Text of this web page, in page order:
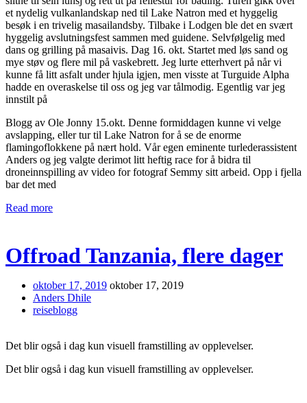
et nydelig vulkanlandskap ned til Lake Natron med et hyggelig
besøk i en trivelig masailandsby. Tilbake i Lodgen ble det en svært
hyggelig avslutningsfest sammen med guidene. Selvfølgelig med
dans og grilling på masaivis. Dag 16. okt. Startet med løs sand og
mye støv og flere mil på vaskebrett. Jeg lurte etterhvert på når vi
kunne få litt asfalt under hjula igjen, men visste at Turguide Alpha
hadde en overaskelse til oss og jeg var tålmodig. Egentlig var jeg
innstilt på
Blogg av Ole Jonny 15.okt. Denne formiddagen kunne vi velge
avslapping, eller tur til Lake Natron for å se de enorme
flamingoflokkene på nært hold. Vår egen eminente turlederassistent
Anders og jeg valgte derimot litt heftig race for å bidra til
droneinnspilling av video for fotograf Semmy sitt arbeid. Opp i fjella
bar det med
Read more
Offroad Tanzania, flere dager
oktober 17, 2019 oktober 17, 2019
Anders Dhile
reiseblogg
Det blir også i dag kun visuell framstilling av opplevelser.
Det blir også i dag kun visuell framstilling av opplevelser.